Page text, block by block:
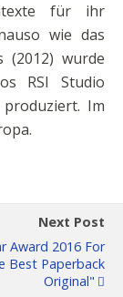
für ihr
wie das
wurde
RSI Studio
Im
Next Post
Award 2016 For
Best Paperback
Original"